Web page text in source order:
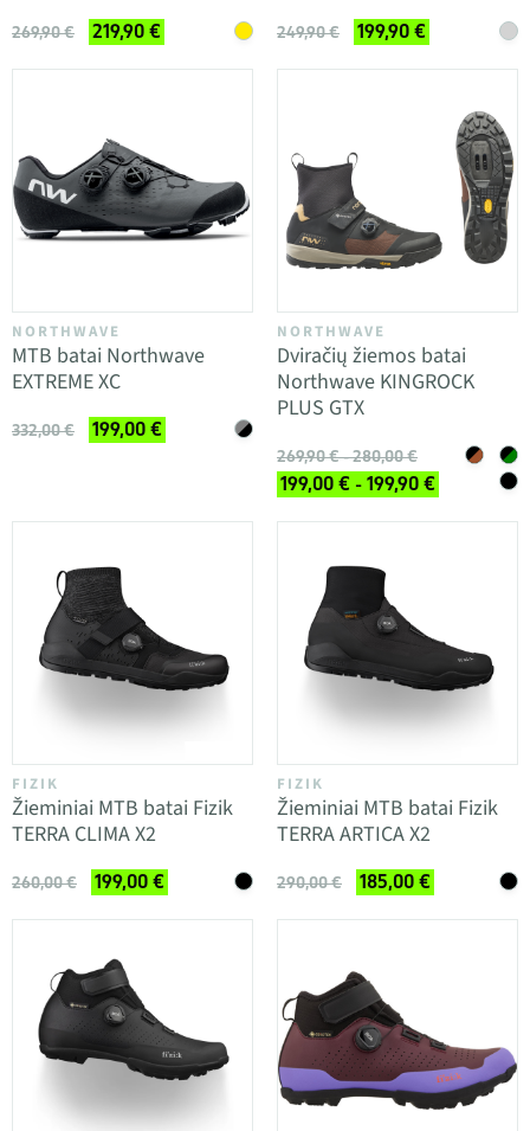
269,90 € 219,90 € 249,90 € 199,90 €
NORTHWAVE
MTB batai Northwave
EXTREME XC
332,00 € 199,00 €
NORTHWAVE
Dviračių žiemos batai
Northwave KINGROCK
PLUS GTX
269,90 € - 280,00 €
199,00 € - 199,90 €
FIZIK
Žieminiai MTB batai Fizik
TERRA CLIMA X2
260,00 € 199,00 €
FIZIK
Žieminiai MTB batai Fizik
TERRA ARTICA X2
290,00 € 185,00 €